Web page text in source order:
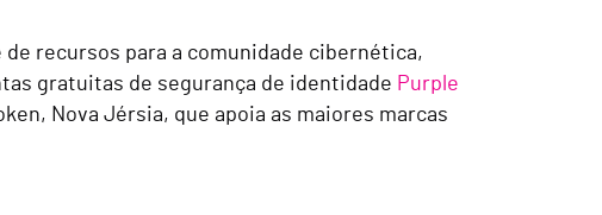
recursos para a comunidade cibernética,
gratuitas de segurança de identidade Purple
Nova Jérsia, que apoia as maiores marcas